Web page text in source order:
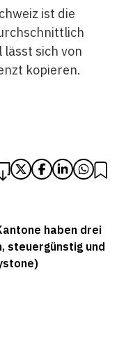
ist die
lässt sich von
kopieren.
haben drei
steuergünstig und